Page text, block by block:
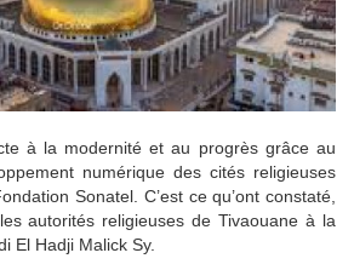
à la modernité et au progrès grâce au
numérique des cités religieuses
Sonatel. C’est ce qu’ont constaté,
autorités religieuses de Tivaouane à la
El Hadji Malick Sy.